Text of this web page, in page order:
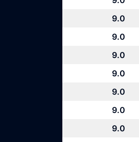
9.0
9.0
9.0
9.0
9.0
9.0
9.0